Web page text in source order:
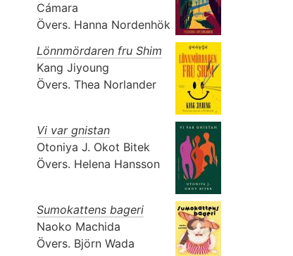
Cámara
Övers. Hanna Nordenhök
Lönnmördaren fru Shim
Kang Jiyoung
Övers. Thea Norlander
Vi var gnistan
Otoniya J. Okot Bitek
Övers. Helena Hansson
Sumokattens bageri
Naoko Machida
Övers. Björn Wada